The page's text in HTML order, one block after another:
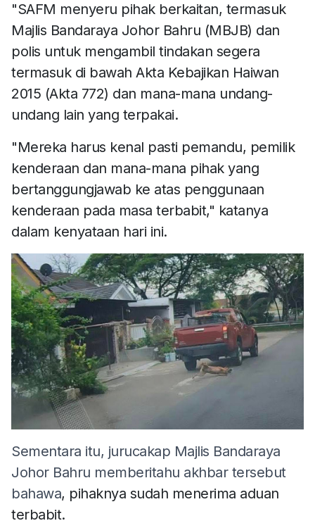
"SAFM menyeru pihak berkaitan, termasuk
Majlis Bandaraya Johor Bahru (MBJB) dan
polis untuk mengambil tindakan segera
termasuk di bawah Akta Kebajikan Haiwan
2015 (Akta 772) dan mana-mana undang-
undang lain yang terpakai.
"Mereka harus kenal pasti pemandu, pemilik
kenderaan dan mana-mana pihak yang
bertanggungjawab ke atas penggunaan
kenderaan pada masa terbabit," katanya
dalam kenyataan hari ini.
Sementara itu, jurucakap Majlis Bandaraya
Johor Bahru memberitahu akhbar tersebut
bahawa, pihaknya sudah menerima aduan
terbabit.